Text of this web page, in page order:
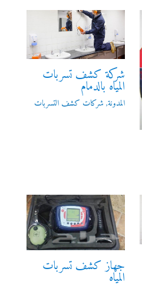
شركة كشف تسربات
المياه بالدمام
المدونة,شركات كشف التسربات
جهاز كشف تسربات